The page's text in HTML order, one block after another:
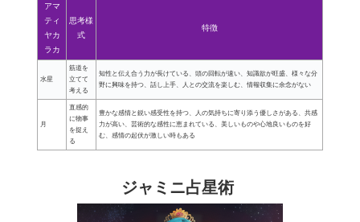
アマ
ティ
ヤカ
ラカ
思考様
式
特徴
水星
筋道を
立てて
考える
知性と伝え合う力が長けている、頭の回転が速い、知識欲が旺盛、様々な分
野に興味を持つ、話し上手、人との交流を楽しむ、情報収集に余念がない
月
直感的
に物事
を捉え
る
豊かな感情と鋭い感受性を持つ、人の気持ちに寄り添う優しさがある、共感
力が高い、芸術的な感性に恵まれている、美しいものや心地良いものを好
む、感情の起伏が激しい時もある
ジャミニ占星術